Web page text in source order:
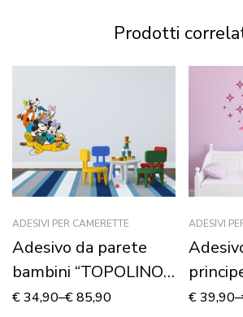
Prodotti
ADESIVI PER CAMERETTE
Adesivo da parete
bambini “TOPOLINO I
SUOI AMICI” –
€34,90–€85,90
ADESIVI
€39,90–